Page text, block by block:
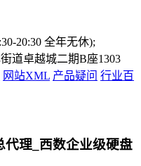
20:30 全年无休);
道卓越城二期B座1303
网站XML 产品疑问 行业百
理_西数企业级硬盘